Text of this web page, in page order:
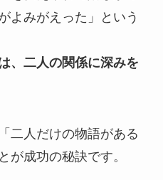
よみがえった」という
、二人の関係に深みを
二人だけの物語がある
が成功の秘訣です。